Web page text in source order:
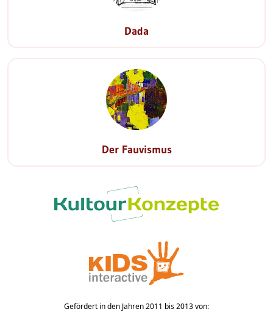
Dada
Der Fauvismus
Gefördert in den Jahren 2011 bis 2013 von: